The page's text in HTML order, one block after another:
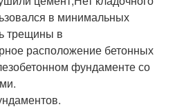
в минимальных
трещины в
расположение бетонных
фундаменте со